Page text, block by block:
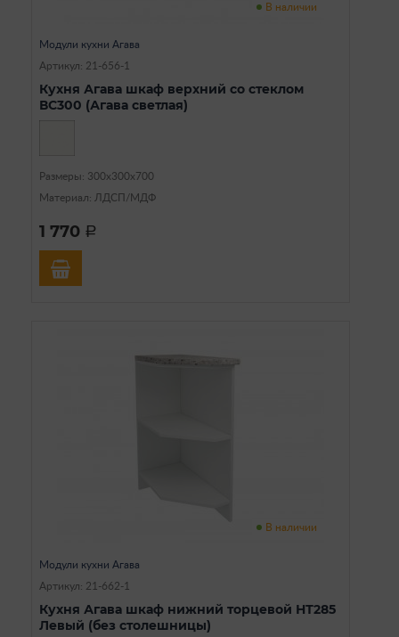
В наличии
Модули кухни Агава
Артикул: 21-656-1
Кухня Агава шкаф верхний со стеклом
ВС300 (Агава светлая)
Размеры: 300х300х700
Материал: ЛДСП/МДФ
1 770 a
В наличии
Модули кухни Агава
Артикул: 21-662-1
Кухня Агава шкаф нижний торцевой НТ285
Левый (без столешницы)